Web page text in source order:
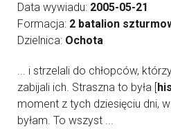
Data wywiadu: 2005-05-21
Formacja: 2 batalion
Dzielnica: Ochota
... i strzelali do chłopców,
zabijali ich. Straszna to była [
moment z tych dziesięciu dni,
byłam. To wszyst ...